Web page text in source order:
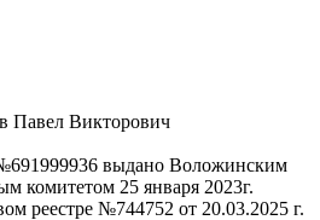
Павел Викторович
выдано Воложинским
комитетом 25 января 2023г.
реестре №744752 от 20.03.2025 г.